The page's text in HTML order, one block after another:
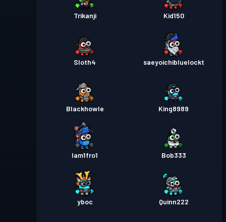
Trikanji Kid150
Sloth4 saeyoichibluelockt
Blackhowle King8989
Iam1fro1 Bob333
yboc Quinn222